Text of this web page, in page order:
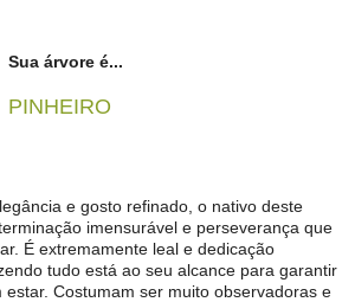
Sua árvore é...
PINHEIRO
e gosto refinado, o nativo deste
imensurável e perseverança que
É extremamente leal e dedicação
tudo está ao seu alcance para garantir
Costumam ser muito observadoras e